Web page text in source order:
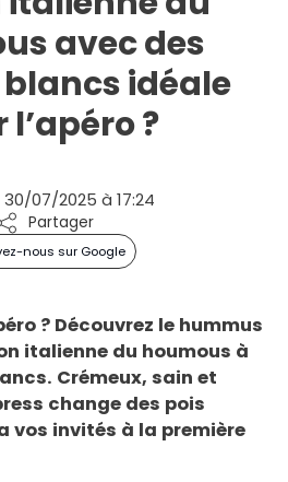
avec des
idéale
l’apéro ?
07/2025 à 17:24
Partager
nous sur Google
? Découvrez le hummus
italienne du houmous à
Crémeux, sain et
change des pois
vos invités à la première